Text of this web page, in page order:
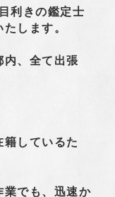
利きの鑑定士
します。
内、全て出張
籍しているた
業でも、迅速か